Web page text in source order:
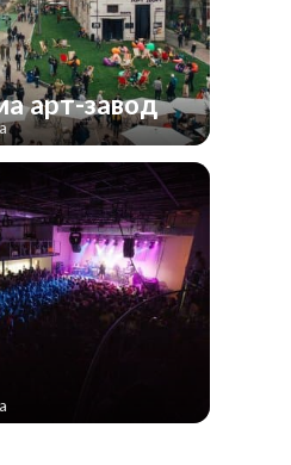
арт-завод